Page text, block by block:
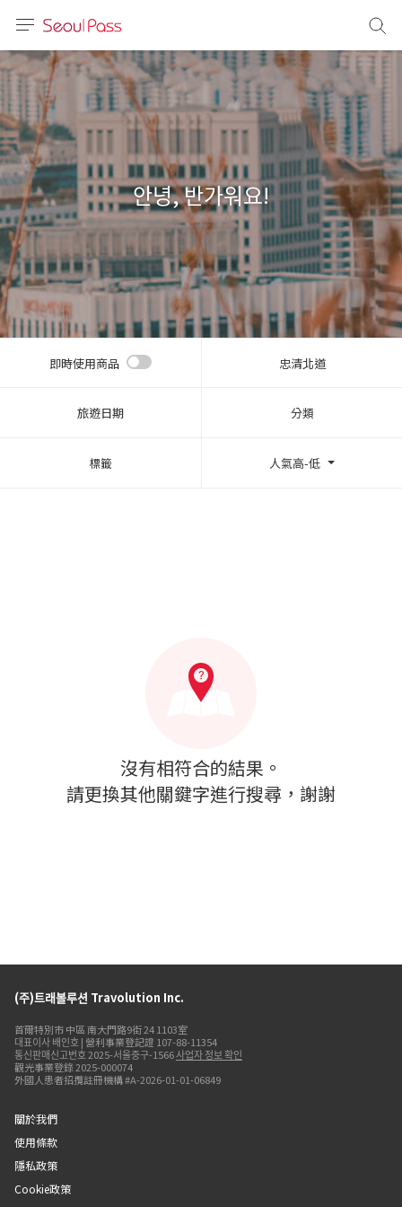
体)
文 (台灣)
안녕, 반가워요!
即時使用商品 忠清北道
旅遊日期 分類
標籤 人氣高-低
沒有相符合的結果。
請更換其他關鍵字進行搜尋，謝謝
(주)트래볼루션 Travolution Inc.
首爾特別市 中區 南大門路9街 24 1103室
대표이사 배인호 | 營利事業登記證 107-88-11354
통신판매신고번호 2025-서울중구-1566사업자 정보 확인
觀光事業登錄 2025-000074
外國人患者招攬註冊機構 #A-2026-01-01-06849
關於我們
使用條款
隱私政策
Cookie政策